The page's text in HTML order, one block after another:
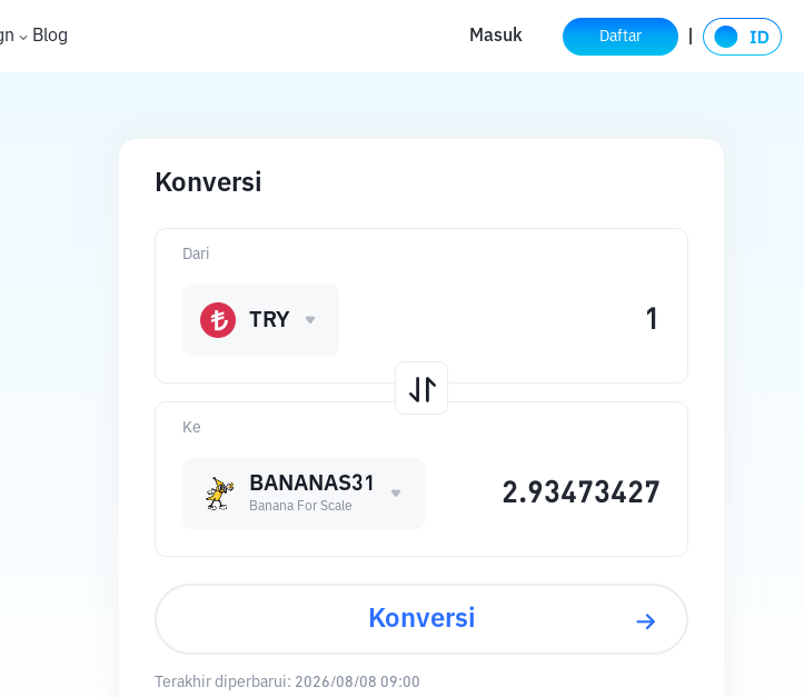
Blog Masuk Daftar
Konversi
Ke
BANANAS31
Banana For Scale
Dari
TRY
Konversi
Terakhir diperbarui: 2026/08/08 09:00